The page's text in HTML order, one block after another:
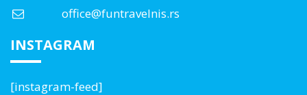
office@funtravelnis.rs
INSTAGRAM
[instagram-feed]